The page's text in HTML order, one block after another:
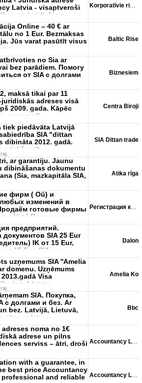
Latvia - visaptveroši
un juridiskie p
Korporatīvie risinājumi
Online – 40 € ar
no 1 Eur. Bezmaksas
Jūs varat pasūtīt visus
Baltic Rise
no Sia ar
bez parādiem. Помогу
от SIA с долгами
Biznesiem
maksā tikai par 11
juridiskās adreses visā
2009. gada. Kāpēc
ar mums?
Centra Biroji
tiek piedāvāta Latvijā
SIA "dittan
dibināta 2012. gadā.
priekšrocīb
SIA Dittan trade
ar garantiju. Jaunu
dibināšanas dokumentu
(Sia, mazkapitāla SIA,
Atika rīga
фирм ( Oü) и
изменений в
готовые фирмы
с Vat ) Помощь в
Регистрация компаний в ...
предприятий.
документов SIA 25 Eur
IK от 15 Eur,
от 15 Eur. SIA с од
Dalon
uzņemums SIA ''Amelia
domenu. Uzņēmums
Visa
ir sakārtota
Amelia Ko
SIA. Покупка,
c долгами и без. Ar
bez. Latvijā, Lietuvā,
citas valst
Bbc
noma no 1€
adrese un pilns
serviss – ātri, droši
Accountancy Latvia
with a guarantee, in
best price Accountancy
professional and reliable
Accountancy Latvia